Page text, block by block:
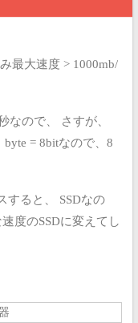
最大速度 > 1000mb/
なので、
さすが、
= 8bitなので、8
ると、
SSDなの
度のSSDに変えてし